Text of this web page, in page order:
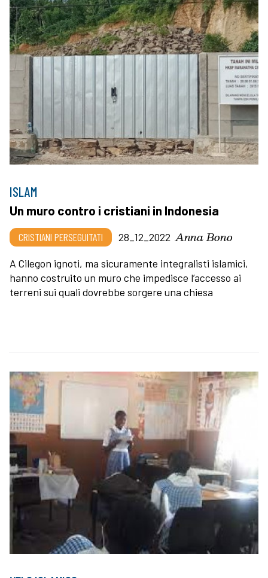
ISLAM
Un muro contro i cristiani in Indonesia
CRISTIANI PERSEGUITATI 28_12_2022 Anna Bono
A Cilegon ignoti, ma sicuramente integralisti islamici,
hanno costruito un muro che impedisce l’accesso ai
terreni sui quali dovrebbe sorgere una chiesa